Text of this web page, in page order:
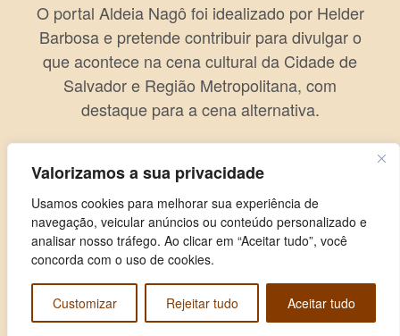
Valorizamos a sua privacidade
Usamos cookies para melhorar sua experiência de
navegação, veicular anúncios ou conteúdo personalizado e
analisar nosso tráfego. Ao clicar em “Aceitar tudo”, você
concorda com o uso de cookies.
Customizar Rejeitar tudo Aceitar tudo
O portal Aldeia Nagô foi idealizado por Helder
Barbosa e pretende contribuir para divulgar o
que acontece na cena cultural da Cidade de
Salvador e Região Metropolitana, com
destaque para a cena alternativa.